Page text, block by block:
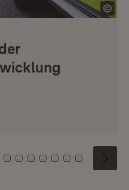
3 4 5 6
Kachel: 7
Zu Kachel: 8
Zu Kachel: 9
Zu Kachel: 10
Zu Kachel: 11
Zu Kachel: 12
Zu Kachel:
Zu